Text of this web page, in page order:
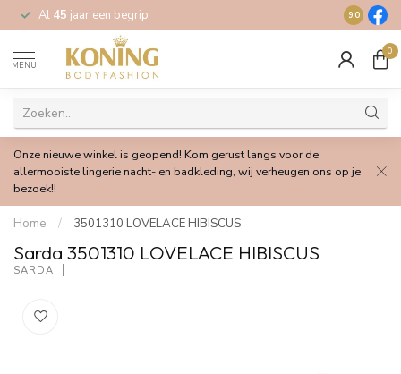
Al 45 jaar een begrip Gratis
9.0
MENU
0
Onze nieuwe winkel is geopend! Kom gerust langs voor de
allermooiste lingerie nacht- en badkleding, wij verheugen ons op je
bezoek!!
Home / 3501310 LOVELACE HIBISCUS
Sarda 3501310 LOVELACE HIBISCUS
SARDA